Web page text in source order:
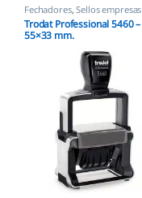
Fechadores,Sellos empresas
Trodat Professional 5460 –
55×33 mm.